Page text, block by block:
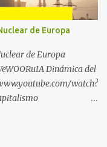
de Europa
de Europa
Dinámica del
watch?